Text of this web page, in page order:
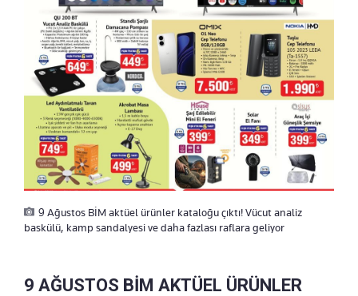
9 Ağustos BİM aktüel ürünler kataloğu çıktı! Vücut analiz
baskülü, kamp sandalyesi ve daha fazlası raflara geliyor
9 AĞUSTOS BİM AKTÜEL ÜRÜNLER